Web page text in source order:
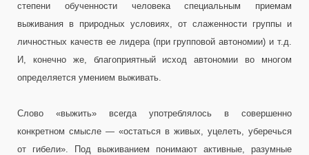
степени обученности человека специальным приемам
выживания в природных условиях, от слаженности группы и
личностных качеств ее лидера (при групповой автономии) и т.д.
И, конечно же, благоприятный исход автономии во многом
определяется умением выживать.
Слово «выжить» всегда употреблялось в совершенно
конкретном смысле — «остаться в живых, уцелеть, уберечься
от гибели». Под выживанием понимают активные, разумные